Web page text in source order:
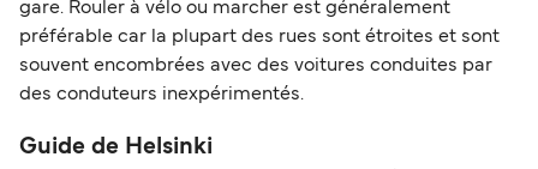
gare. Rouler à vélo ou marcher est généralement
préférable car la plupart des rues sont étroites et sont
souvent encombrées avec des voitures conduites par
des conduteurs inexpérimentés.
Guide de Helsinki